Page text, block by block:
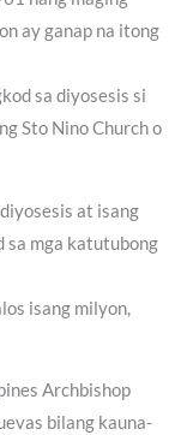
ay ganap na itong
sa diyosesis si
Sto Nino Church o
at isang
sa mga katutubong
isang milyon,
Archbishop
bilang kauna-